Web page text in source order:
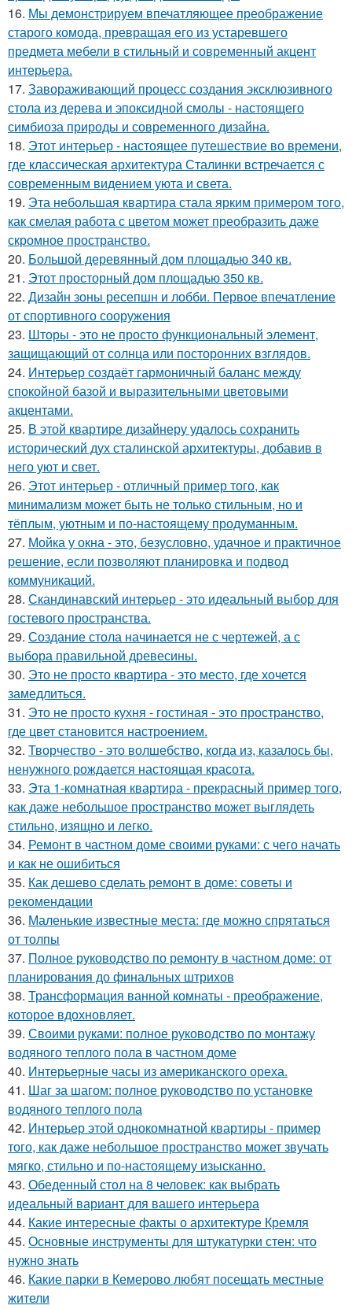
16. Мы демонстрируем впечатляющее преображение
старого комода, превращая его из устаревшего
предмета мебели в стильный и современный акцент
интерьера.
17. Завораживающий процесс создания эксклюзивного
стола из дерева и эпоксидной смолы - настоящего
симбиоза природы и современного дизайна.
18. Этот интерьер - настоящее путешествие во времени,
где классическая архитектура Сталинки встречается с
современным видением уюта и света.
19. Эта небольшая квартира стала ярким примером того,
как смелая работа с цветом может преобразить даже
скромное пространство.
20. Большой деревянный дом площадью 340 кв.
21. Этот просторный дом площадью 350 кв.
22. Дизайн зоны ресепшн и лобби. Первое впечатление
от спортивного сооружения
23. Шторы - это не просто функциональный элемент,
защищающий от солнца или посторонних взглядов.
24. Интерьер создаёт гармоничный баланс между
спокойной базой и выразительными цветовыми
акцентами.
25. В этой квартире дизайнеру удалось сохранить
исторический дух сталинской архитектуры, добавив в
него уют и свет.
26. Этот интерьер - отличный пример того, как
минимализм может быть не только стильным, но и
тёплым, уютным и по-настоящему продуманным.
27. Мойка у окна - это, безусловно, удачное и практичное
решение, если позволяют планировка и подвод
коммуникаций.
28. Скандинавский интерьер - это идеальный выбор для
гостевого пространства.
29. Создание стола начинается не с чертежей, а с
выбора правильной древесины.
30. Это не просто квартира - это место, где хочется
замедлиться.
31. Это не просто кухня - гостиная - это пространство,
где цвет становится настроением.
32. Творчество - это волшебство, когда из, казалось бы,
ненужного рождается настоящая красота.
33. Эта 1-комнатная квартира - прекрасный пример того,
как даже небольшое пространство может выглядеть
стильно, изящно и легко.
34. Ремонт в частном доме своими руками: с чего начать
и как не ошибиться
35. Как дешево сделать ремонт в доме: советы и
рекомендации
36. Маленькие известные места: где можно спрятаться
от толпы
37. Полное руководство по ремонту в частном доме: от
планирования до финальных штрихов
38. Трансформация ванной комнаты - преображение,
которое вдохновляет.
39. Своими руками: полное руководство по монтажу
водяного теплого пола в частном доме
40. Интерьерные часы из американского ореха.
41. Шаг за шагом: полное руководство по установке
водяного теплого пола
42. Интерьер этой однокомнатной квартиры - пример
того, как даже небольшое пространство может звучать
мягко, стильно и по-настоящему изысканно.
43. Обеденный стол на 8 человек: как выбрать
идеальный вариант для вашего интерьера
44. Какие интересные факты о архитектуре Кремля
45. Основные инструменты для штукатурки стен: что
нужно знать
46. Какие парки в Кемерово любят посещать местные
жители